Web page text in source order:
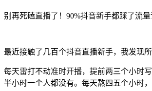
别再死磕直播了！90%抖音新手都踩了流
最近接触了几百个抖音直播新手，我发现
每天雷打不动准时开播，提前两三个小时
半小时一个人都没有。每天熬四五个小时